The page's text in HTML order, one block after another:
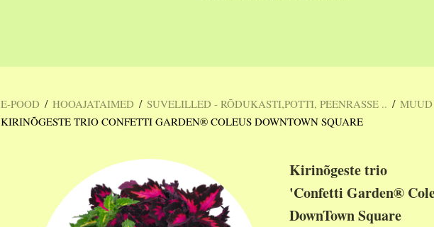
E-POOD / HOOAJATAIMED / SUVELILLED - RÕDUKASTI,POTTI, PEENRASSE .. /
KIRINÕGESTE TRIO CONFETTI GARDEN® COLEUS DOWNTOWN SQUARE
Kirinõgeste trio
'Confetti Garden®
DownTown Square